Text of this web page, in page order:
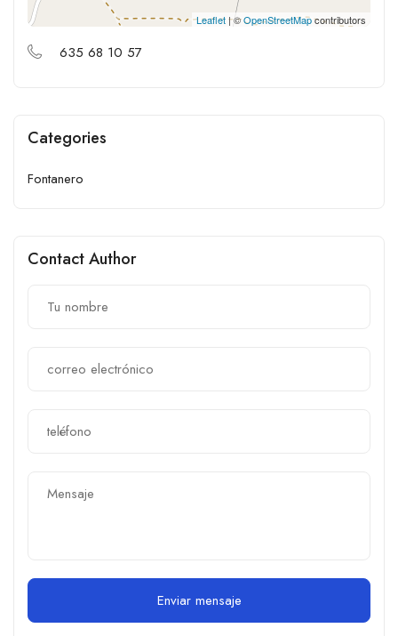
Leaflet| ©OpenStreetMapcontributors
635 68 10 57
Categories
Fontanero
Contact Author
Enviar mensaje